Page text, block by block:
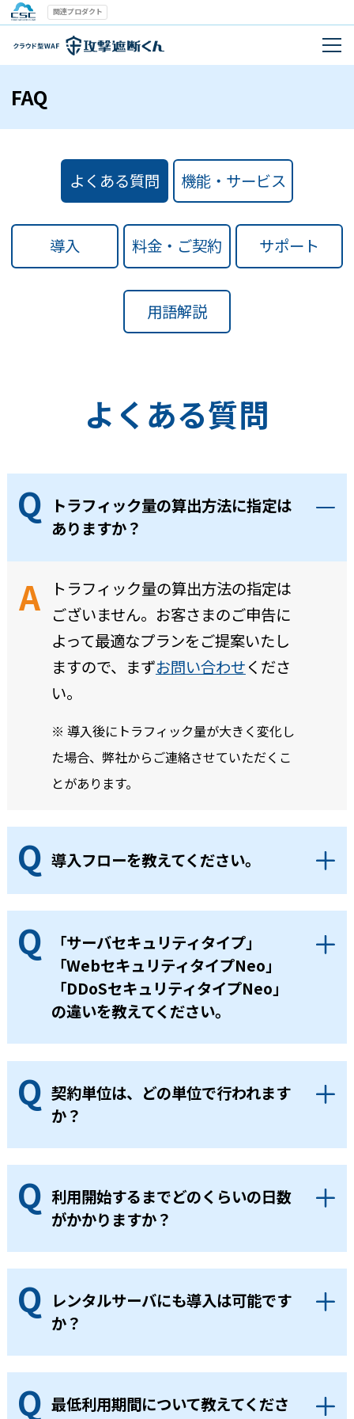
関連プロダクト
FAQ
よくある質問 機能・サービス
導入 料金・ご契約 サポート
用語解説
よくある質問
トラフィック量の算出方法に指定は
ありますか？
トラフィック量の算出方法の指定は
ございません。お客さまのご申告に
よって最適なプランをご提案いたし
ますので、まずお問い合わせくださ
い。
※ 導入後にトラフィック量が大きく変化し
た場合、弊社からご連絡させていただくこ
とがあります。
導入フローを教えてください。
「サーバセキュリティタイプ」
「WebセキュリティタイプNeo」
「DDoSセキュリティタイプNeo」
の違いを教えてください。
契約単位は、どの単位で行われます
か？
利用開始するまでどのくらいの日数
がかかりますか？
レンタルサーバにも導入は可能です
か？
最低利用期間について教えてくださ